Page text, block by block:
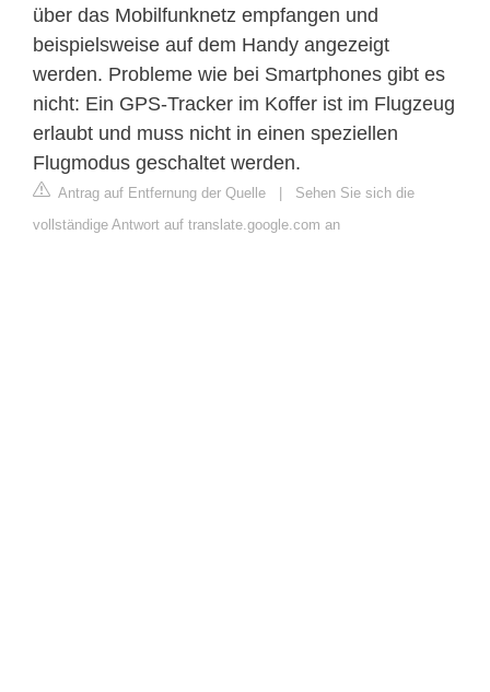
über das Mobilfunknetz empfangen und
beispielsweise auf dem Handy angezeigt
werden. Probleme wie bei Smartphones gibt es
nicht: Ein GPS-Tracker im Koffer ist im Flugzeug
erlaubt und muss nicht in einen speziellen
Flugmodus geschaltet werden.
Antrag auf Entfernung der Quelle
Sehen Sie sich die
vollständige Antwort auf translate.google.com an